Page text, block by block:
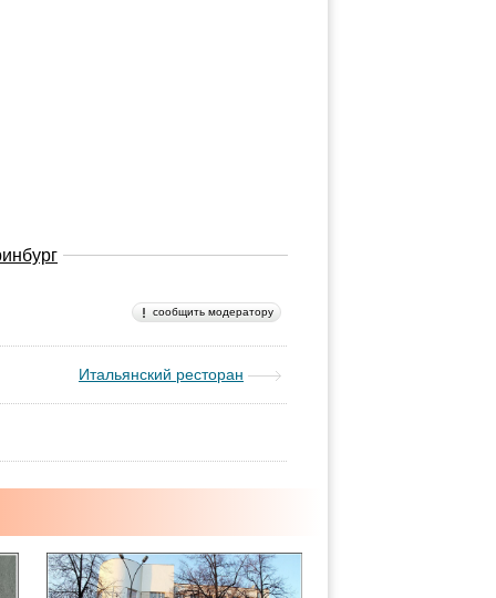
сообщить модератору
Итальянский ресторан